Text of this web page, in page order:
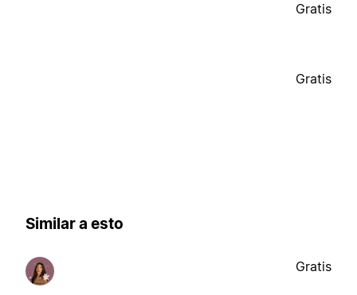
Gratis
Gratis
Similar a esto
Gratis